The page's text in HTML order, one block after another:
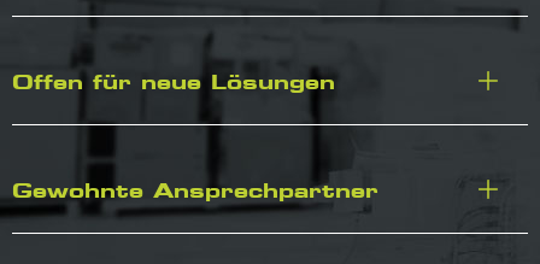
Offen für neue Lösungen
Gewohnte Ansprechpartner